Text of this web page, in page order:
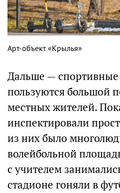
Арт-объект «Крылья»
Дальше —
пользуются большой
местных жителей.
инспектировали
из них было
волейбольной
с учителем
стадионе гоняли в